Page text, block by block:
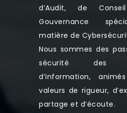
d’Audit, de
Gouvernance
matière de
Nous sommes des
sécurité des
d’information,
valeurs de rigueur,
partage et d’écoute.